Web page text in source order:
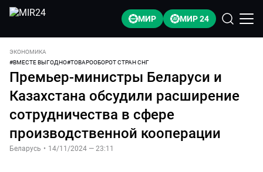
МИР МИР 24
ЭКОНОМИКА
#ВМЕСТЕ ВЫГОДНО#ТОВАРООБОРОТ СТРАН СНГ
Премьер-министры Беларуси и
Казахстана обсудили расширение
сотрудничества в сфере
производственной кооперации
Беларусь • 14/11/2024 — 23:11